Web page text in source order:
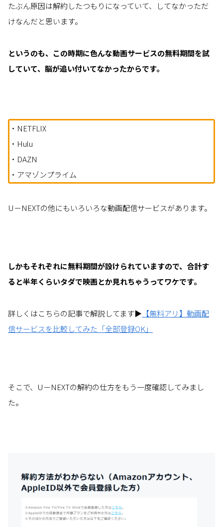
たぶん原因は解約したつもりになっていて、してなかっただ
けなんだと思います。
というのも、この時期に色んな動画サービスの無料期間を試
していて、脳が追い付いてなかったからです。
・NETFLIX
・Hulu
・DAZN
・アマゾンプライム
U－NEXTの他にもいろいろな動画配信サービスがあります。
しかもそれぞれに無料期間が設けられていますので、合計す
ると半年くらいタダで映画とか見れちゃうってワケです。
詳しくはこちらの記事で解説してます▶ 【無料アリ】動画配
信サービスを比較してみた「全部登録OK」
そこで、U－NEXTの解約の仕方をもう一度確認してみまし
た。